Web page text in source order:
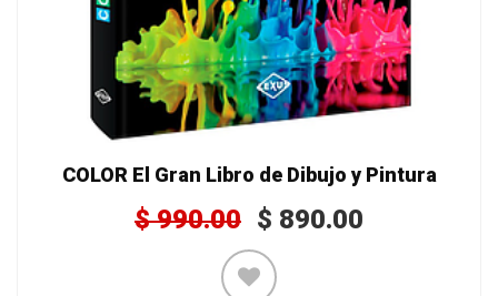
COLOR El Gran Libro de Dibujo y Pintura
$990.00 $ 890.00